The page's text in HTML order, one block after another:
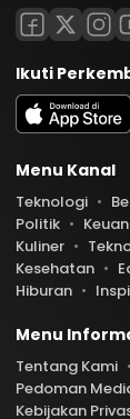
Ikuti
Menu Kanal
Teknologi
Politik
Kuliner
Kesehatan
Hiburan
Menu
Tentang Kami
Pedoman
Kebijakan